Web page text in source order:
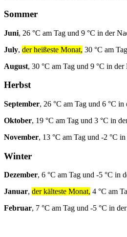
Sommer
Juni, 26 °C am Tag und 9 °C in der
July, der heißeste Monat, 30 °C am
August, 30 °C am Tag und 9 °C in
Herbst
September, 26 °C am Tag und 6 °C
Oktober, 19 °C am Tag und 3 °C in
November, 13 °C am Tag und -2 °C
Winter
Dezember, 6 °C am Tag und -5 °C in
Januar, der kälteste Monat, 4 °C am
Februar, 7 °C am Tag und -5 °C in